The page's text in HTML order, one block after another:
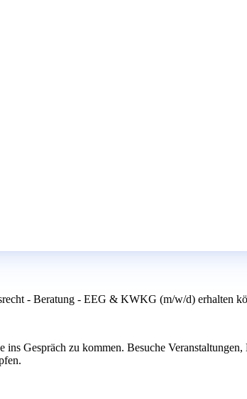
- Beratung - EEG & KWKG (m/w/d) erhalten
Gespräch zu kommen. Besuche